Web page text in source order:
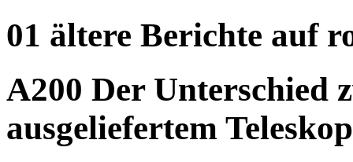
01 ältere Berichte auf
A200 Der Unterschied
ausgeliefertem